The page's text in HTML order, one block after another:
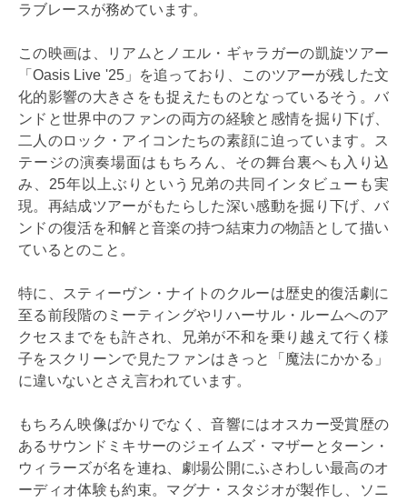
ラブレースが務めています。
この映画は、リアムとノエル・ギャラガーの凱旋ツアー
「Oasis Live '25」を追っており、このツアーが残した文
化的影響の大きさをも捉えたものとなっているそう。バ
ンドと世界中のファンの両方の経験と感情を掘り下げ、
二人のロック・アイコンたちの素顔に迫っています。ス
テージの演奏場面はもちろん、その舞台裏へも入り込
み、25年以上ぶりという兄弟の共同インタビューも実
現。再結成ツアーがもたらした深い感動を掘り下げ、バ
ンドの復活を和解と音楽の持つ結束力の物語として描い
ているとのこと。
特に、スティーヴン・ナイトのクルーは歴史的復活劇に
至る前段階のミーティングやリハーサル・ルームへのア
クセスまでをも許され、兄弟が不和を乗り越えて行く様
子をスクリーンで見たファンはきっと「魔法にかかる」
に違いないとさえ言われています。
もちろん映像ばかりでなく、音響にはオスカー受賞歴の
あるサウンドミキサーのジェイムズ・マザーとターン・
ウィラーズが名を連ね、劇場公開にふさわしい最高のオ
ーディオ体験も約束。マグナ・スタジオが製作し、ソニ